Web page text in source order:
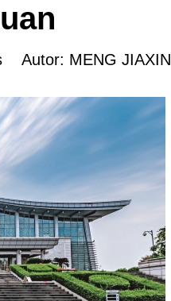
Autor: MENG JIAXIN